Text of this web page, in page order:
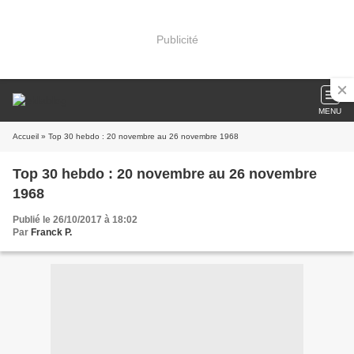
Publicité
MENU
Accueil » Top 30 hebdo : 20 novembre au 26 novembre 1968
Top 30 hebdo : 20 novembre au 26 novembre
1968
Publié le 26/10/2017 à 18:02
Par Franck P.